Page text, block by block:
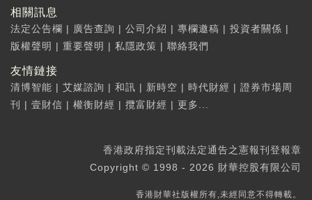
相關訊息
法定公告欄 | 廣告查詢 | 公司介紹 | 專欄邀稿 | 投資者關係 |
版權聲明 | 重要聲明 | 私隱政策 | 聯絡我們
友情鏈接
清博智能 | 艾媒諮詢 | 和訊 | 新時空 | 時代財經 | 證券市場周
刊
| 壹財信 | 權衡財經 | 攬富財經 | 更多...
香港政府指定刊載法定通告之憲報刊登報章
Copyright © 1998 - 2026 財華控股有限公司
香港財華社版權所有,未經同意不得轉載。